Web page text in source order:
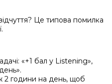
Це типова помилка
«+1 бал у Listening»,
2 години на день, щоб